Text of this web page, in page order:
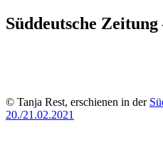
Süddeutsche
© Tanja Rest, erschienen in der
20./21.02.2021